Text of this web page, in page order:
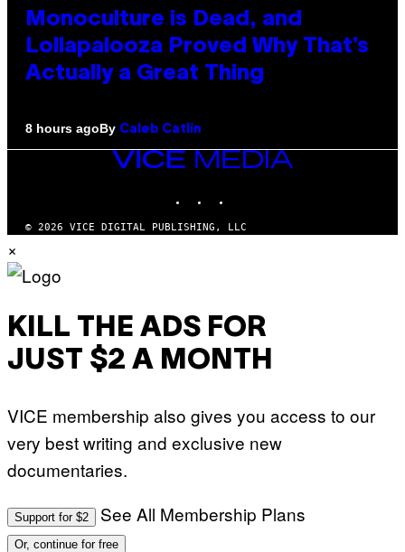
Monoculture is Dead, and
Lollapalooza Proved Why That’s
Actually a Great Thing
8 hours agoBy Caleb Catlin
VICE
MEDIA
© 2026 VICE DIGITAL PUBLISHING, LLC
×
KILL THE ADS FOR
JUST $2 A MONTH
VICE membership also gives you access to our
very best writing and exclusive new
documentaries.
Support for $2 See All Membership Plans
Or, continue for free